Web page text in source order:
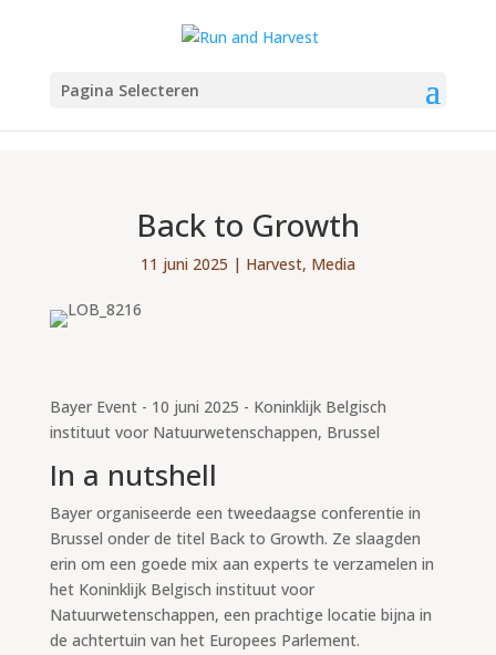
Pagina Selecteren
Back to Growth
11 juni 2025 | Harvest, Media
Bayer Event - 10 juni 2025 - Koninklijk Belgisch
instituut voor Natuurwetenschappen, Brussel
In a nutshell
Bayer organiseerde een tweedaagse conferentie in
Brussel onder de titel Back to Growth. Ze slaagden
erin om een goede mix aan experts te verzamelen in
het Koninklijk Belgisch instituut voor
Natuurwetenschappen, een prachtige locatie bijna in
de achtertuin van het Europees Parlement.